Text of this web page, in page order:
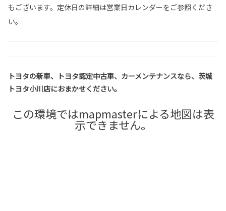
もございます。定休日の詳細は営業日カレンダーをご参照くださ
い。
トヨタの新車、トヨタ認定中古車、カーメンテナンスなら、茨城
トヨタ小川店におまかせください。
この環境ではmapmasterによる地図は表
示できません。